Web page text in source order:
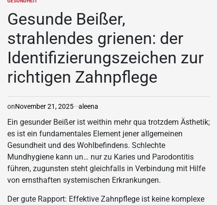
POSTED
Gesunde Beißer,
strahlendes grienen: der
Identifizierungszeichen zur
richtigen Zahnpflege
onNovember 21, 2025 aleena
Ein gesunder Beißer ist weithin mehr qua trotzdem Ästhetik;
es ist ein fundamentales Element jener allgemeinen
Gesundheit und des Wohlbefindens. Schlechte
Mundhygiene kann un… nur zu Karies und Parodontitis
führen, zugunsten steht gleichfalls in Verbindung mit Hilfe
von ernsthaften systemischen Erkrankungen.
Der gute Rapport: Effektive Zahnpflege ist keine komplexe